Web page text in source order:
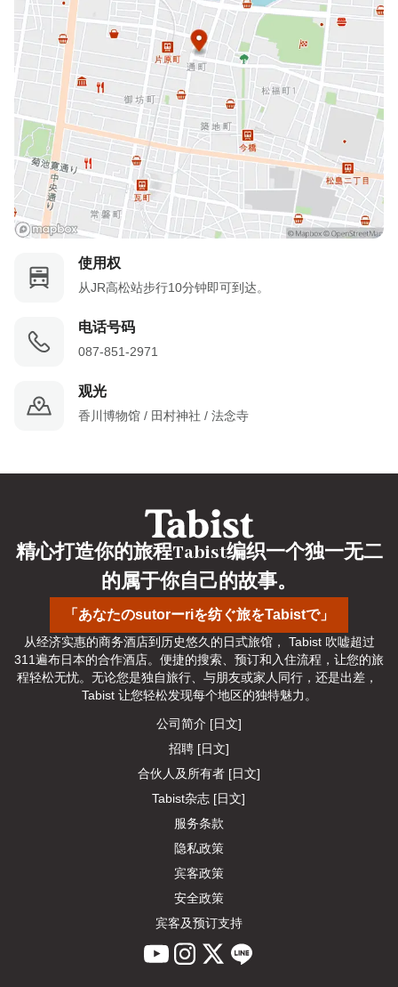
使用权
从JR高松站步行10分钟即可到达。
电话号码
087-851-2971
观光
香川博物馆 / 田村神社 / 法念寺
「あなたのsutorーriを纺ぐ旅をTabistで」
精心打造你的旅程Tabist编织一个独一无二
的属于你自己的故事。
从经济实惠的商务酒店到历史悠久的日式旅馆， Tabist 吹嘘超过
311遍布日本的合作酒店。便捷的搜索、预订和入住流程，让您的旅
程轻松无忧。无论您是独自旅行、与朋友或家人同行，还是出差，
Tabist 让您轻松发现每个地区的独特魅力。
公司简介 [日文]
招聘 [日文]
合伙人及所有者 [日文]
Tabist杂志 [日文]
服务条款
隐私政策
宾客政策
安全政策
宾客及预订支持